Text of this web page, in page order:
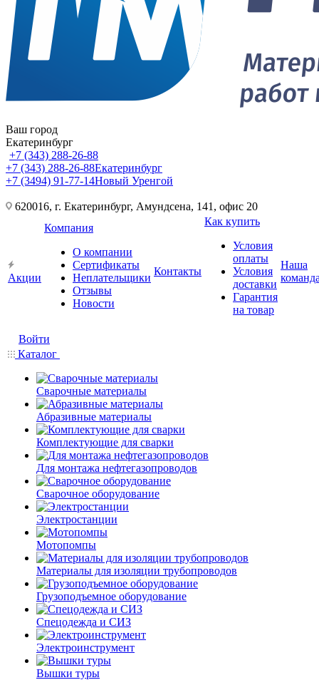
Ваш город
Екатеринбург
+7 (343) 288-26-88
+7 (343) 288-26-88Екатеринбург
+7 (3494) 91-77-14Новый Уренгой
620016, г. Екатеринбург, Амундсена, 141, офис 20
Акции
Компания
О компании
Сертификаты
Неплательщики
Отзывы
Новости
Контакты
Как купить
Условия
оплаты
Условия
доставки
Гарантия
на товар
Наша
Войти
Каталог
Сварочные материалы
Абразивные материалы
Комплектующие для сварки
Для монтажа нефтегазопроводов
Сварочное оборудование
Электростанции
Мотопомпы
Материалы для изоляции трубопроводов
Грузоподъемное оборудование
Спецодежда и СИЗ
Электроинструмент
Вышки туры